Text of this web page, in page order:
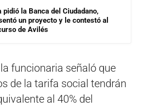
pidió la Banca del Ciudadano,
un proyecto y le contestó al
de Avilés
funcionaria señaló que
de la tarifa social tendrán
al 40% del